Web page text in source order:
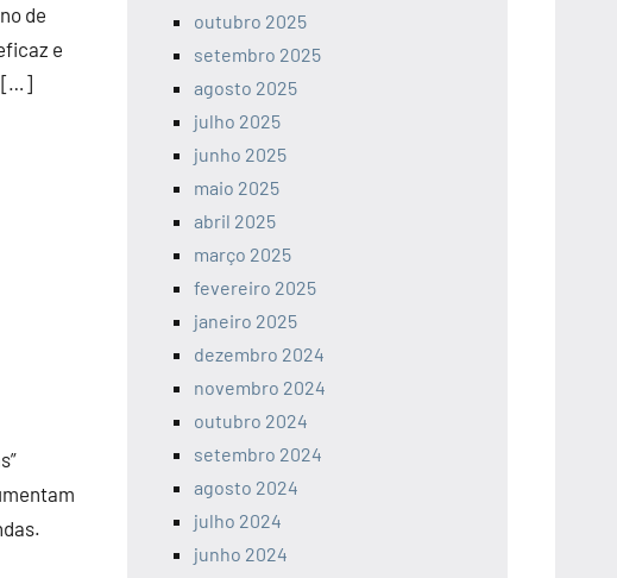
de
e
[…]
outubro 2025
setembro 2025
agosto 2025
julho 2025
junho 2025
maio 2025
abril 2025
março 2025
fevereiro 2025
janeiro 2025
dezembro 2024
novembro 2024
outubro 2024
setembro 2024
agosto 2024
julho 2024
junho 2024